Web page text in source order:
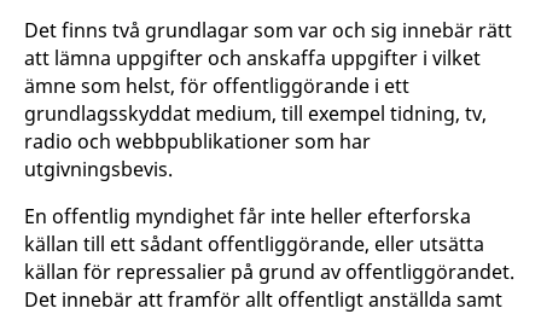
Det finns två grundlagar som var och sig innebär rätt
att lämna uppgifter och anskaffa uppgifter i vilket
ämne som helst, för offentliggörande i ett
grundlagsskyddat medium, till exempel tidning, tv,
radio och webbpublikationer som har
utgivningsbevis.
En offentlig myndighet får inte heller efterforska
källan till ett sådant offentliggörande, eller utsätta
källan för repressalier på grund av offentliggörandet.
Det innebär att framför allt offentligt anställda samt